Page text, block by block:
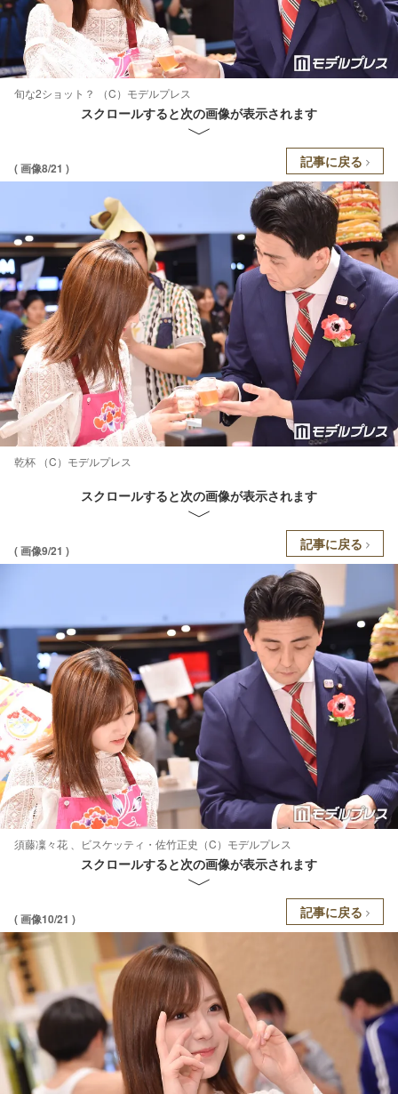
旬な2ショット？ （C）モデルプレス
スクロールすると次の画像が表示されます
( 画像8/21 ) 記事に戻る
乾杯 （C）モデルプレス
スクロールすると次の画像が表示されます
( 画像9/21 ) 記事に戻る
須藤凜々花 、ビスケッティ・佐竹正史（C）モデルプレス
スクロールすると次の画像が表示されます
( 画像10/21 ) 記事に戻る